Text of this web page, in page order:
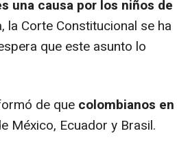
una causa por los niños de
la Corte Constitucional se ha
que este asunto lo
de que colombianos en
México, Ecuador y Brasil.